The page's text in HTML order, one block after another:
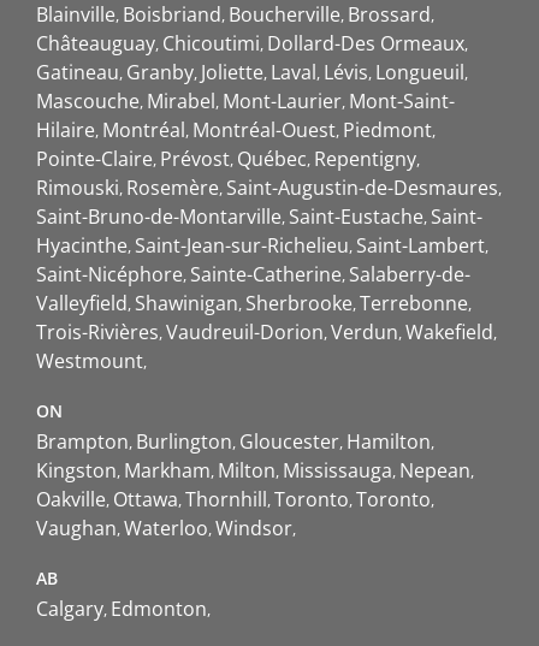
Blainville Boisbriand Boucherville Brossard
Châteauguay Chicoutimi Dollard-Des Ormeaux
Gatineau Granby Joliette Laval Lévis Longueuil
Mascouche Mirabel Mont-Laurier Mont-Saint-
Hilaire Montréal Montréal-Ouest Piedmont
Pointe-Claire Prévost Québec Repentigny
Rimouski Rosemère Saint-Augustin-de-Desmaures
Saint-Bruno-de-Montarville Saint-Eustache Saint-
Hyacinthe Saint-Jean-sur-Richelieu Saint-Lambert
Saint-Nicéphore Sainte-Catherine Salaberry-de-
Valleyfield Shawinigan Sherbrooke Terrebonne
Trois-Rivières Vaudreuil-Dorion Verdun Wakefield
Westmount
ON
Brampton Burlington Gloucester Hamilton
Kingston Markham Milton Mississauga Nepean
Oakville Ottawa Thornhill Toronto Toronto
Vaughan Waterloo Windsor
AB
Calgary Edmonton